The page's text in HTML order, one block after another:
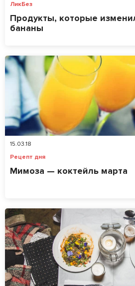
ЛикБез
Продукты, которые
бананы
15.03.18
Рецепт дня
Мимоза — коктейль марта